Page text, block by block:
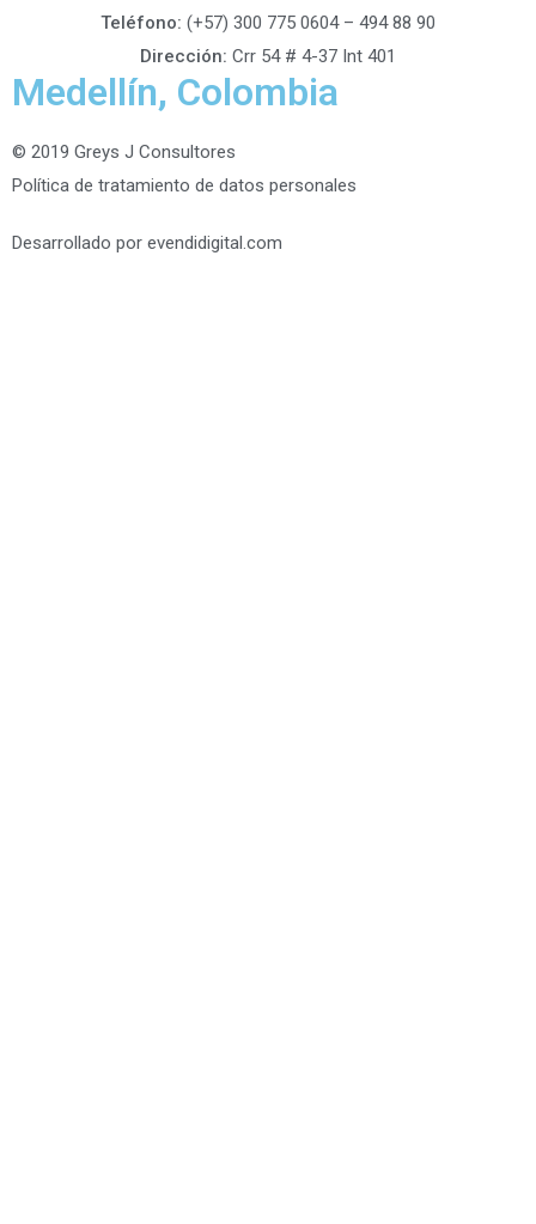
Teléfono: (+57) 300 775 0604 – 494 88 90
Dirección: Crr 54 # 4-37 Int 401
Medellín, Colombia
© 2019 Greys J Consultores
Política de tratamiento de datos personales
Desarrollado por evendidigital.com